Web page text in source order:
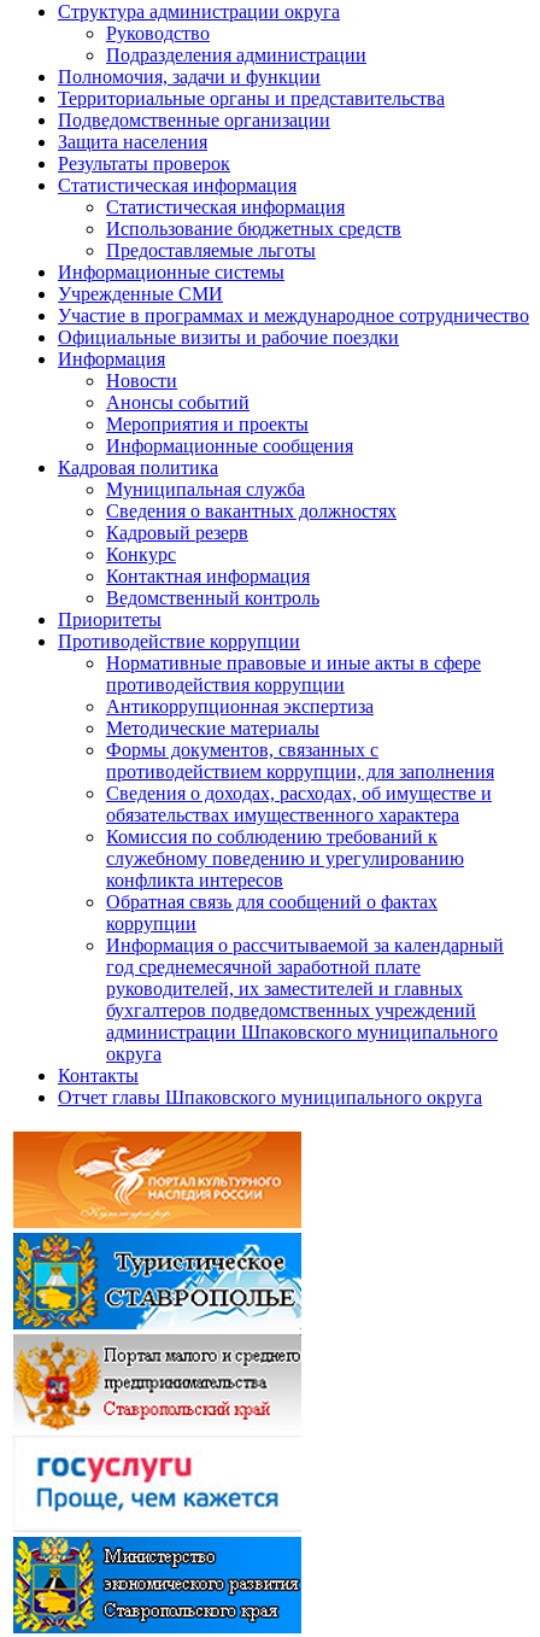
Структура администрации округа
Руководство
Подразделения администрации
Полномочия, задачи и функции
Территориальные органы и представительства
Подведомственные организации
Защита населения
Результаты проверок
Статистическая информация
Статистическая информация
Использование бюджетных средств
Предоставляемые льготы
Информационные системы
Учрежденные СМИ
Участие в программах и международное сотрудничество
Официальные визиты и рабочие поездки
Информация
Новости
Анонсы событий
Мероприятия и проекты
Информационные сообщения
Кадровая политика
Муниципальная служба
Сведения о вакантных должностях
Кадровый резерв
Конкурс
Контактная информация
Ведомственный контроль
Приоритеты
Противодействие коррупции
Нормативные правовые и иные акты в сфере
противодействия коррупции
Антикоррупционная экспертиза
Методические материалы
Формы документов, связанных с
противодействием коррупции, для заполнения
Сведения о доходах, расходах, об имуществе и
обязательствах имущественного характера
Комиссия по соблюдению требований к
служебному поведению и урегулированию
конфликта интересов
Обратная связь для сообщений о фактах
коррупции
Информация о рассчитываемой за календарный
год среднемесячной заработной плате
руководителей, их заместителей и главных
бухгалтеров подведомственных учреждений
администрации Шпаковского муниципального
округа
Контакты
Отчет главы Шпаковского муниципального округа